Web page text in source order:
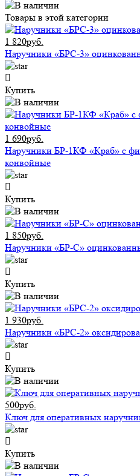
Товары в этой категории
1 820руб.
Наручники «БРС-3»
Купить
1 690руб.
Наручники БР-1КФ «Краб» с
конвойные
Купить
1 850руб.
Наручники «БР-С»
Купить
1 930руб.
Наручники «БРС-2»
Купить
500руб.
Ключ для оперативных
Купить